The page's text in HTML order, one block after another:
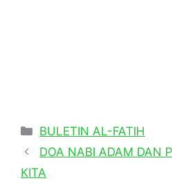
Categories
BULETIN AL-FATIH
DOA NABI ADAM DAN
KITA